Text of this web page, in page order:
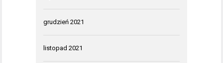
grudzień 2021
listopad 2021